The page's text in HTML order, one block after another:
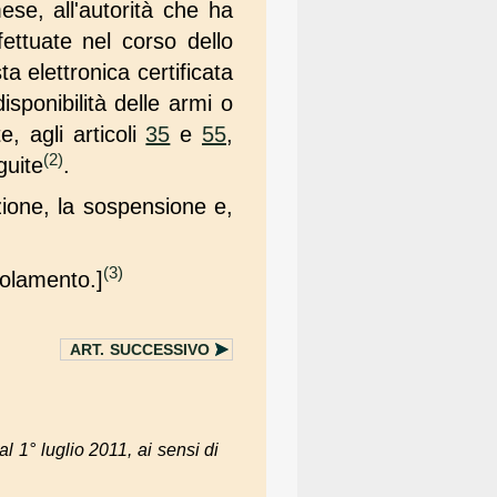
all'autorità che ha
nel corso dello
elettronica certificata
delle armi o
agli articoli 35 e 55,
(2).
la sospensione e,
(3)
ART. SUCCESSIVO
1° luglio 2011, ai sensi di